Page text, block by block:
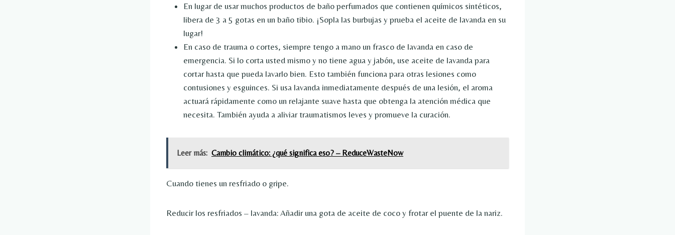
En lugar de usar muchos productos de baño perfumados que contienen químicos sintéticos,
libera de 3 a 5 gotas en un baño tibio. ¡Sopla las burbujas y prueba el aceite de lavanda en su
lugar!
En caso de trauma o cortes, siempre tengo a mano un frasco de lavanda en caso de
emergencia. Si lo corta usted mismo y no tiene agua y jabón, use aceite de lavanda para
cortar hasta que pueda lavarlo bien. Esto también funciona para otras lesiones como
contusiones y esguinces. Si usa lavanda inmediatamente después de una lesión, el aroma
actuará rápidamente como un relajante suave hasta que obtenga la atención médica que
necesita. También ayuda a aliviar traumatismos leves y promueve la curación.
Leer más: Cambio climático: ¿qué significa eso? – ReduceWasteNow
Cuando tienes un resfriado o gripe.
Reducir los resfriados – lavanda: Añadir una gota de aceite de coco y frotar el puente de la nariz.